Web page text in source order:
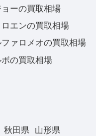
ョーの買取相場
ロエンの買取相場
ファロメオの買取相場
ボの買取相場
秋田県
山形県